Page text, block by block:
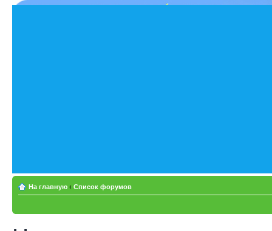
На главную ‹ Список форумов